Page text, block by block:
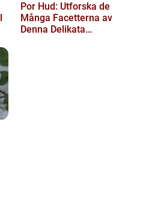
Por Hud: Utforska de
Många Facetterna av
Denna Delikata